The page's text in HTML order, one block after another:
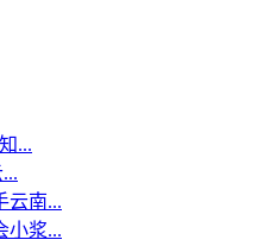
...
云南...
小浆...